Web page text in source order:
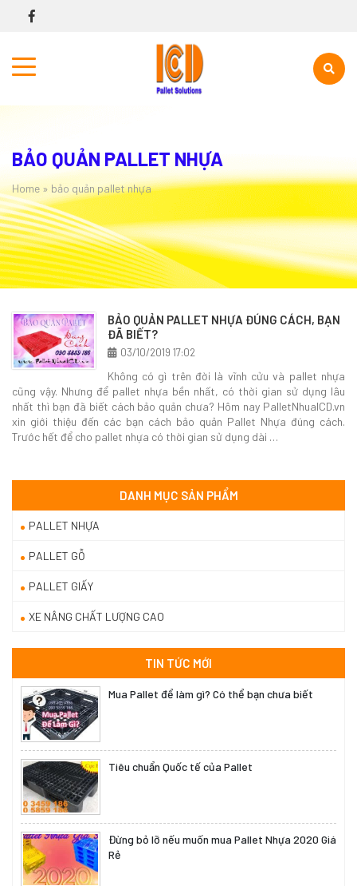
BẢO QUẢN PALLET NHỰA
Home » bảo quản pallet nhựa
BẢO QUẢN PALLET NHỰA ĐÚNG CÁCH, BẠN
ĐÃ BIẾT?
03/10/2019 17:02
Không có gì trên đời là vĩnh cửu và pallet nhựa
cũng vậy. Nhưng để pallet nhựa bền nhất, có thời gian sử dụng lâu
nhất thì bạn đã biết cách bảo quản chưa? Hôm nay PalletNhuaICD.vn
xin giới thiệu đến các bạn cách bảo quản Pallet Nhựa đúng cách.
Trước hết để cho pallet nhựa có thời gian sử dụng dài …
DANH MỤC SẢN PHẨM
PALLET NHỰA
PALLET GỖ
PALLET GIẤY
XE NÂNG CHẤT LƯỢNG CAO
TIN TỨC MỚI
Mua Pallet để làm gì? Có thể bạn chưa biết
Tiêu chuẩn Quốc tế của Pallet
Đừng bỏ lỡ nếu muốn mua Pallet Nhựa 2020 Giá
Rẻ